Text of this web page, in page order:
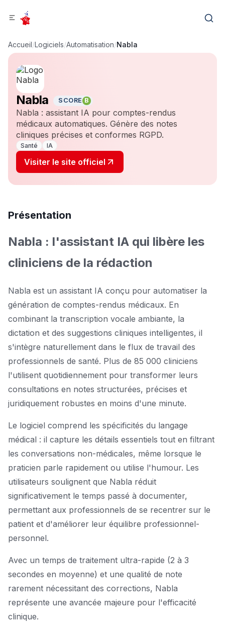
Accueil/Logiciels/Automatisation/Nabla
Nabla SCORE B
Nabla : assistant IA pour comptes-rendus
médicaux automatiques. Génère des notes
cliniques précises et conformes RGPD.
Santé IA
Visiter le site officiel
Présentation
Nabla : l'assistant IA qui libère les
cliniciens de la rédaction
Nabla est un assistant IA conçu pour automatiser la
génération de comptes-rendus médicaux. En
combinant la transcription vocale ambiante, la
dictation et des suggestions cliniques intelligentes, il
s'intègre naturellement dans le flux de travail des
professionnels de santé. Plus de 85 000 cliniciens
l'utilisent quotidiennement pour transformer leurs
consultations en notes structurées, précises et
juridiquement robustes en moins d'une minute.
Le logiciel comprend les spécificités du langage
médical : il capture les détails essentiels tout en filtrant
les conversations non-médicales, même lorsque le
praticien parle rapidement ou utilise l'humour. Les
utilisateurs soulignent que Nabla réduit
significativement le temps passé à documenter,
permettant aux professionnels de se recentrer sur le
patient et d'améliorer leur équilibre professionnel-
personnel.
Avec un temps de traitement ultra-rapide (2 à 3
secondes en moyenne) et une qualité de note
rarement nécessitant des corrections, Nabla
représente une avancée majeure pour l'efficacité
clinique.